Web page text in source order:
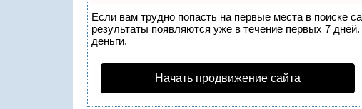
Если вам трудно попасть на первые места в поиске
результаты появляются уже в течение первых 7
деньги.
Начать продвижение сайта